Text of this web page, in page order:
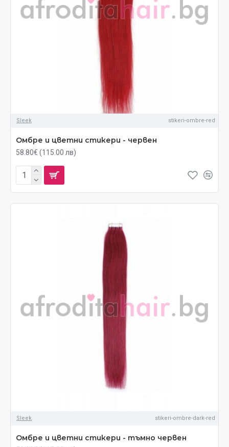
Sleek stikeri-ombre-red
Омбре и цветни стикери - червен
58.80€ (115.00 лв)
Sleek stikeri-ombre-dark-red
Омбре и цветни стикери - тъмно червен